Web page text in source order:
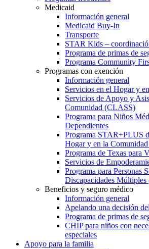
Medicaid
Información general
Medicaid Buy-In
Transporte
STAR Kids –
Programa de primas de
Programa Community
Programas con exención
Información general
Servicios en el Hogar y
Servicios de Apoyo y
Comunidad (CLASS)
Programa para Niños
Dependientes
Programa STAR+PLUS
Hogar y en la
Programa de Texas para
Servicios de
Programa para Personas
Discapacidades
Beneficios y seguro médico
Información general
Apelando una decisión
Programa de primas de
CHIP para niños con
especiales
Apoyo para la familia